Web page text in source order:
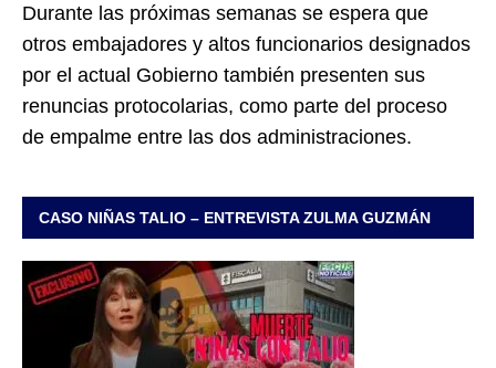
Durante las próximas semanas se espera que
otros embajadores y altos funcionarios designados
por el actual Gobierno también presenten sus
renuncias protocolarias, como parte del proceso
de empalme entre las dos administraciones.
CASO NIÑAS TALIO – ENTREVISTA ZULMA GUZMÁN